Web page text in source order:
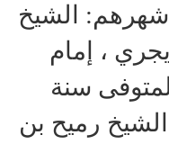
الشيخ
، إمام
سنة
الشيخ رميح بن